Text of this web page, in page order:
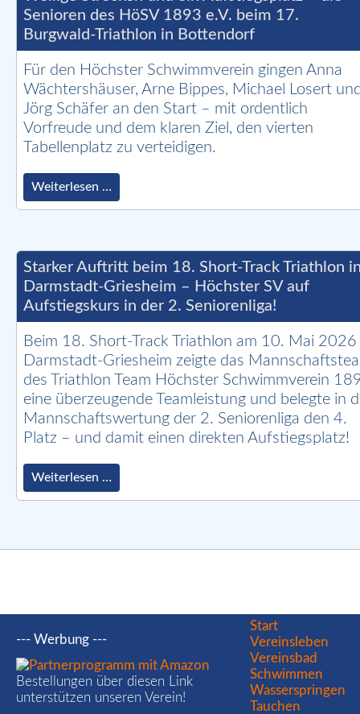
am
21.
Juni
in
Arheilgen
Senioren des HöSV 1893 e.V. beim 17.
Burgwald-Triathlon in Bottendorf
Für den Höchster Schwimmverein gingen Anna
Wächtershäuser, Arne Bippes, Michael Losert
Jörg Schäfer an den Start – mit ordentlich
Vorfreude und dem klaren Ziel, den vierten
Tabellenplatz zu verteidigen.
Weiterlesen …
Strecken
–
die
Senioren
des
HöSV
1893
e.V.
beim
17.
Burgwald-
Triathlon
in
Bottendorf
Starker Auftritt beim 18. Short-Track Triathlon
Darmstadt-Griesheim – Höchster SV auf
Aufstiegskurs in der 2. Seniorenliga!
Beim 18. Short-Track Triathlon am 10. Mai 2026
Darmstadt-Griesheim zeigte das
des Triathlon Team Höchster Schwimmverein
eine überzeugende Teamleistung und belegte in
Mannschaftswertung der 2. Seniorenliga den 4.
Platz – und damit einen direkten Aufstiegsplatz!
Weiterlesen …
Auftritt
Track
Griesheim
SV
Aufstiegskurs
in
--- Werbung ---
Bestellungen über diesen Link
unterstützen unseren Verein!
Navigation
überspringen
Start
Vereinsleben
Vereinsbad
Schwimmen
Wasserspringen
Tauchen